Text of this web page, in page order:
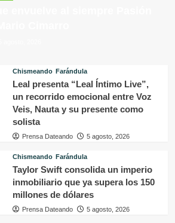
Chismeando Farándula
Leal presenta “Leal Íntimo Live”,
un recorrido emocional entre Voz
Veis, Nauta y su presente como
solista
Prensa Dateando 5 agosto, 2026
Chismeando Farándula
Taylor Swift consolida un imperio
inmobiliario que ya supera los 150
millones de dólares
Prensa Dateando 5 agosto, 2026